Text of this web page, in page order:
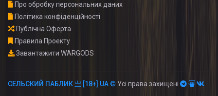
Про обробку персональних даних
Політика конфіденційності
Публічна Оферта
Правила Проекту
Завантажити WARGODS
СЕЛЬСКИЙ ПАБЛИК 亗 [18+] UA © Усі права захищені